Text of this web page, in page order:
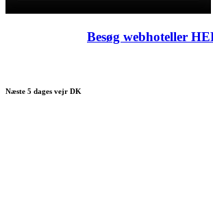
Besøg webhoteller
Næste 5 dages vejr DK